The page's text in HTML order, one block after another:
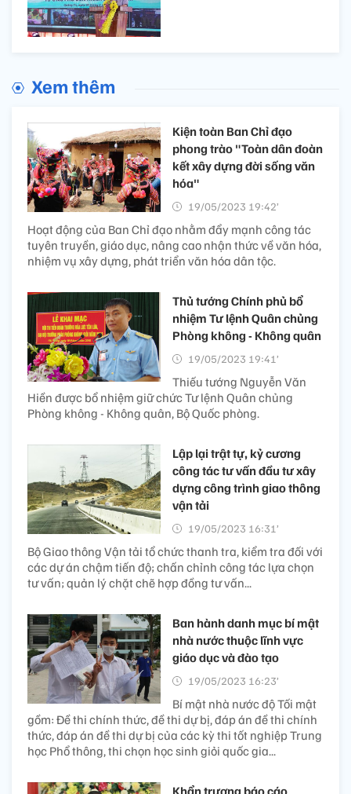
Xem thêm
Kiện toàn Ban Chỉ đạo
phong trào "Toàn dân đoàn
kết xây dựng đời sống văn
hóa"
19/05/2023 19:42’
Hoạt động của Ban Chỉ đạo nhằm đẩy mạnh công tác
tuyên truyền, giáo dục, nâng cao nhận thức về văn hóa,
nhiệm vụ xây dựng, phát triển văn hóa dân tộc.
Thủ tướng Chính phủ bổ
nhiệm Tư lệnh Quân chủng
Phòng không - Không quân
19/05/2023 19:41’
Thiếu tướng Nguyễn Văn
Hiền được bổ nhiệm giữ chức Tư lệnh Quân chủng
Phòng không - Không quân, Bộ Quốc phòng.
Lập lại trật tự, kỷ cương
công tác tư vấn đầu tư xây
dựng công trình giao thông
vận tải
19/05/2023 16:31’
Bộ Giao thông Vận tải tổ chức thanh tra, kiểm tra đối với
các dự án chậm tiến độ; chấn chỉnh công tác lựa chọn
tư vấn; quản lý chặt chẽ hợp đồng tư vấn...
Ban hành danh mục bí mật
nhà nước thuộc lĩnh vực
giáo dục và đào tạo
19/05/2023 16:23’
Bí mật nhà nước độ Tối mật
gồm: Đề thi chính thức, đề thi dự bị, đáp án đề thi chính
thức, đáp án đề thi dự bị của các kỳ thi tốt nghiệp Trung
học Phổ thông, thi chọn học sinh giỏi quốc gia...